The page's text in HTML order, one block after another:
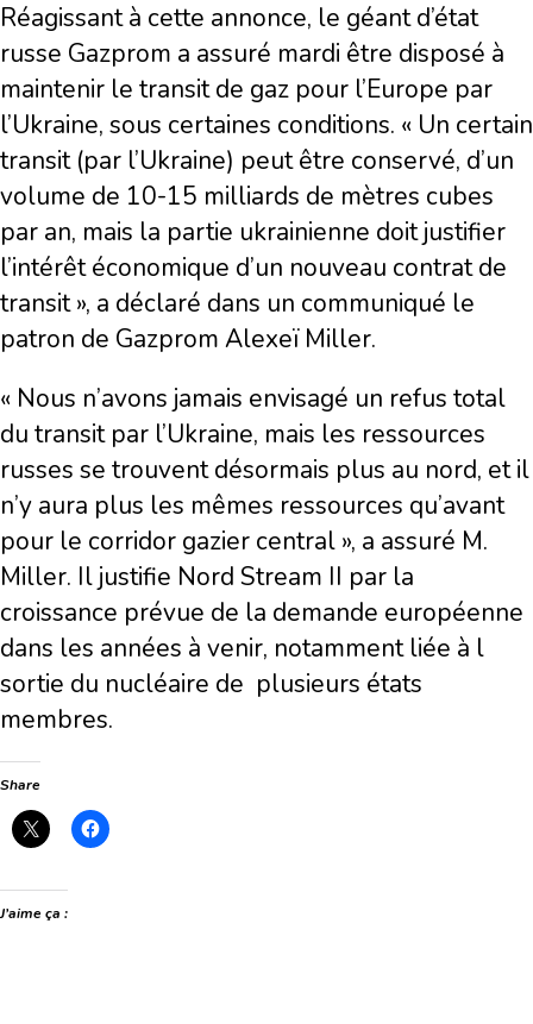
Réagissant à cette annonce, le géant d’état
russe Gazprom a assuré mardi être disposé à
maintenir le transit de gaz pour l’Europe par
l’Ukraine, sous certaines conditions. « Un certain
transit (par l’Ukraine) peut être conservé, d’un
volume de 10-15 milliards de mètres cubes
par an, mais la partie ukrainienne doit justifier
l’intérêt économique d’un nouveau contrat de
transit », a déclaré dans un communiqué le
patron de Gazprom Alexeï Miller.
« Nous n’avons jamais envisagé un refus total
du transit par l’Ukraine, mais les ressources
russes se trouvent désormais plus au nord, et il
n’y aura plus les mêmes ressources qu’avant
pour le corridor gazier central », a assuré M.
Miller. Il justifie Nord Stream II par la
croissance prévue de la demande européenne
dans les années à venir, notamment liée à l
sortie du nucléaire de plusieurs états
membres.
Share
J’aime ça :